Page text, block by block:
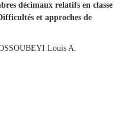
décimaux relatifs en classe
et approches de
Louis A.